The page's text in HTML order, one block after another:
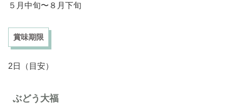
５月中旬〜８月下旬
賞味期限
2日（目安）
ぶどう大福